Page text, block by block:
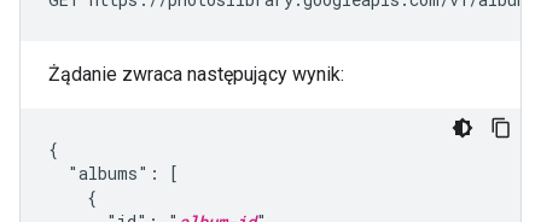
Żądanie zwraca następujący wynik:
{
  "albums": [
    {